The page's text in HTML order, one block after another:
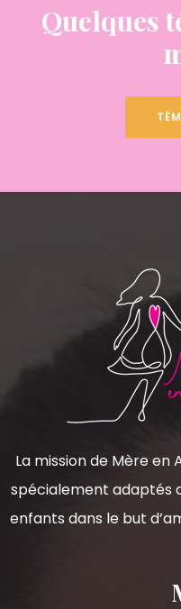
Quelques
La mission de Mère en
spécialement adaptés
enfants dans le but